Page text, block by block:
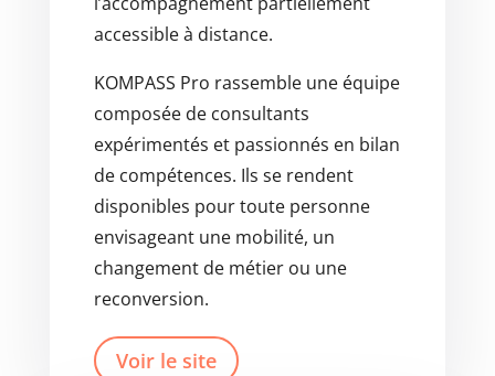
accessible à distance.
KOMPASS Pro rassemble une équipe
composée de consultants
expérimentés et passionnés en bilan
de compétences. Ils se rendent
disponibles pour toute personne
envisageant une mobilité, un
changement de métier ou une
reconversion.
Voir le site